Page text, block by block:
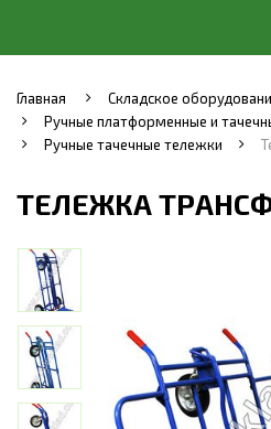
Главная
Складское
Ручные платформенные и
Ручные тачечные тележки
ТЕЛЕЖКА